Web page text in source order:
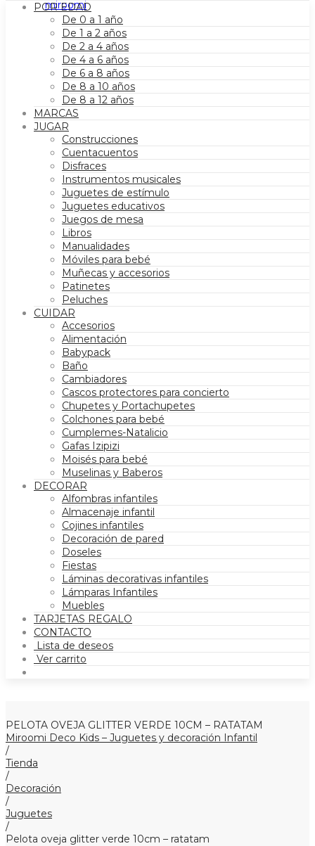
POR EDAD
De 0 a 1 año
De 1 a 2 años
De 2 a 4 años
De 4 a 6 años
De 6 a 8 años
De 8 a 10 años
De 8 a 12 años
MARCAS
JUGAR
Construcciones
Cuentacuentos
Disfraces
Instrumentos musicales
Juguetes de estímulo
Juguetes educativos
Juegos de mesa
Libros
Manualidades
Móviles para bebé
Muñecas y accesorios
Patinetes
Peluches
CUIDAR
Accesorios
Alimentación
Babypack
Baño
Cambiadores
Cascos protectores para concierto
Chupetes y Portachupetes
Colchones para bebé
Cumplemes-Natalicio
Gafas Izipizi
Moisés para bebé
Muselinas y Baberos
DECORAR
Alfombras infantiles
Almacenaje infantil
Cojines infantiles
Decoración de pared
Doseles
Fiestas
Láminas decorativas infantiles
Lámparas Infantiles
Muebles
TARJETAS REGALO
CONTACTO
Lista de deseos
Ver carrito
PELOTA OVEJA GLITTER VERDE 10CM – RATATAM
Miroomi Deco Kids – Juguetes y decoración Infantil
/
Tienda
/
Decoración
/
Juguetes
/
Pelota oveja glitter verde 10cm – ratatam